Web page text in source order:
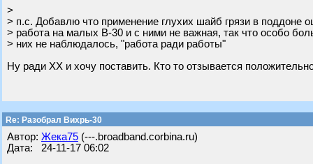
>
> п.с. Добавлю что применение глухих шайб грязи в поддоне
> работа на малых В-30 и с ними не важная, так что особо
> них не наблюдалось, "работа ради работы"
Ну ради ХХ и хочу поставить. Кто то отзывается
Re: Разобрал Вихрь-30
Автор: Жека75 (---.broadband.corbina.ru)
Дата: 24-11-17 06:02